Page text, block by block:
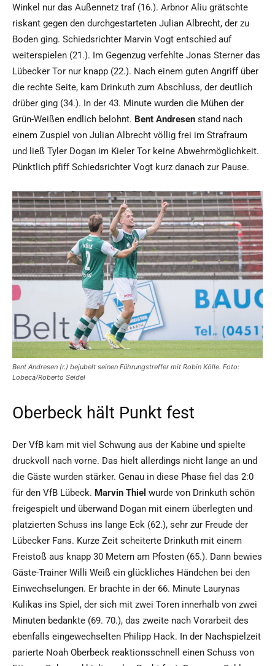
Winkel nur das Außennetz traf (16.). Arbnor Aliu grätschte
riskant gegen den durchgestarteten Julian Albrecht, der zu
Boden ging. Schiedsrichter Marvin Vogt entschied auf
weiterspielen (21.). Im Gegenzug verfehlte Jonas Sterner das
Lübecker Tor nur knapp (22.). Nach einem guten Angriff über
die rechte Seite, kam Drinkuth zum Abschluss, der deutlich
drüber ging (34.). In der 43. Minute wurden die Mühen der
Grün-Weißen endlich belohnt. Bent Andresen stand nach
einem Zuspiel von Julian Albrecht völlig frei im Strafraum
und ließ Tyler Dogan im Kieler Tor keine Abwehrmöglichkeit.
Pünktlich pfiff Schiedsrichter Vogt kurz danach zur Pause.
Bent Andresen (r.) bejubelt seinen Führungstreffer mit Robin Kölle. Foto:
Lobeca/Roberto Seidel
Oberbeck hält Punkt fest
Der VfB kam mit viel Schwung aus der Kabine und spielte
druckvoll nach vorne. Das hielt allerdings nicht lange an und
die Gäste wurden stärker. Genau in diese Phase fiel das 2:0
für den VfB Lübeck. Marvin Thiel wurde von Drinkuth schön
freigespielt und überwand Dogan mit einem überlegten und
platzierten Schuss ins lange Eck (62.), sehr zur Freude der
Lübecker Fans. Kurze Zeit scheiterte Drinkuth mit einem
Freistoß aus knapp 30 Metern am Pfosten (65.). Dann bewies
Gäste-Trainer Willi Weiß ein glückliches Händchen bei den
Einwechselungen. Er brachte in der 66. Minute Laurynas
Kulikas ins Spiel, der sich mit zwei Toren innerhalb von zwei
Minuten bedankte (69. 70.), das zweite nach Vorarbeit des
ebenfalls eingewechselten Philipp Hack. In der Nachspielzeit
parierte Noah Oberbeck reaktionsschnell einen Schuss von